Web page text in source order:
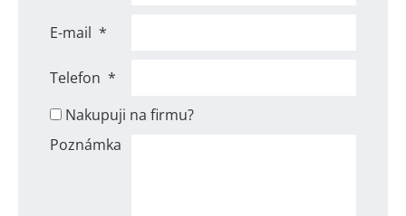
E-mail *
Telefon *
Nakupuji na firmu?
Poznámka